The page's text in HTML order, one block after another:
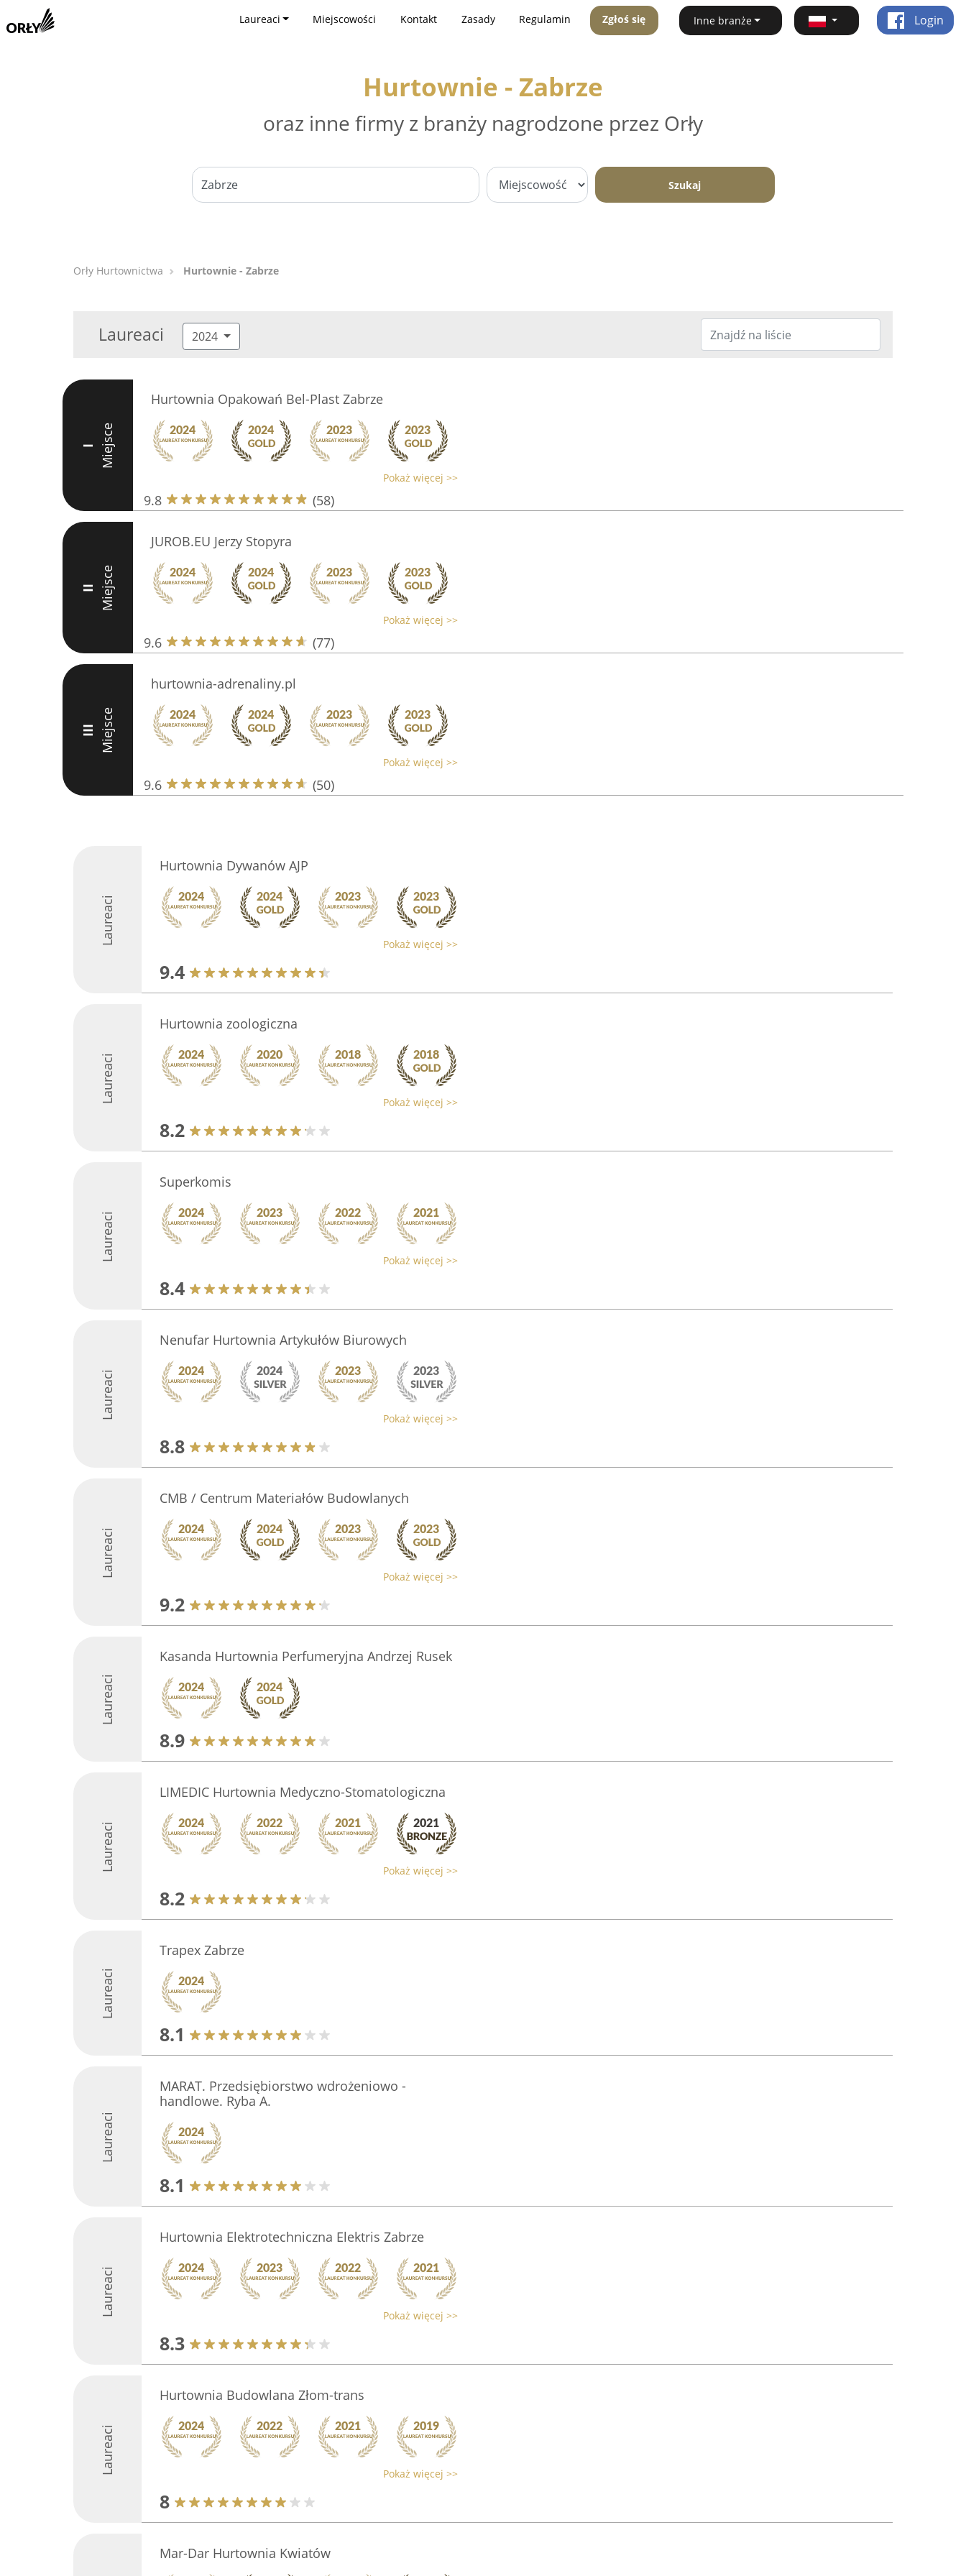
Laureaci Miejscowości Kontakt Zasady Regulamin Zgłoś się Inne branże Login
Hurtownie - Zabrze
oraz inne firmy z branży nagrodzone przez Orły
Szukaj
Orły Hurtownictwa Hurtownie - Zabrze
Laureaci 2024
I Miejsce
Hurtownia Opakowań Bel-Plast Zabrze
Pokaż więcej >>
9.8 (58)
II Miejsce
JUROB.EU Jerzy Stopyra
Pokaż więcej >>
9.6 (77)
III Miejsce
hurtownia-adrenaliny.pl
Pokaż więcej >>
9.6 (50)
Laureaci
Hurtownia Dywanów AJP
Pokaż więcej >>
9.4
Laureaci
Hurtownia zoologiczna
Pokaż więcej >>
8.2
Laureaci
Superkomis
Pokaż więcej >>
8.4
Laureaci
Nenufar Hurtownia Artykułów Biurowych
Pokaż więcej >>
8.8
Laureaci
CMB / Centrum Materiałów Budowlanych
Pokaż więcej >>
9.2
Laureaci
Kasanda Hurtownia Perfumeryjna Andrzej Rusek
8.9
Laureaci
LIMEDIC Hurtownia Medyczno-Stomatologiczna
Pokaż więcej >>
8.2
Laureaci
Trapex Zabrze
8.1
Laureaci
MARAT. Przedsiębiorstwo wdrożeniowo -
handlowe. Ryba A.
8.1
Laureaci
Hurtownia Elektrotechniczna Elektris Zabrze
Pokaż więcej >>
8.3
Laureaci
Hurtownia Budowlana Złom-trans
Pokaż więcej >>
8
Mar-Dar Hurtownia Kwiatów